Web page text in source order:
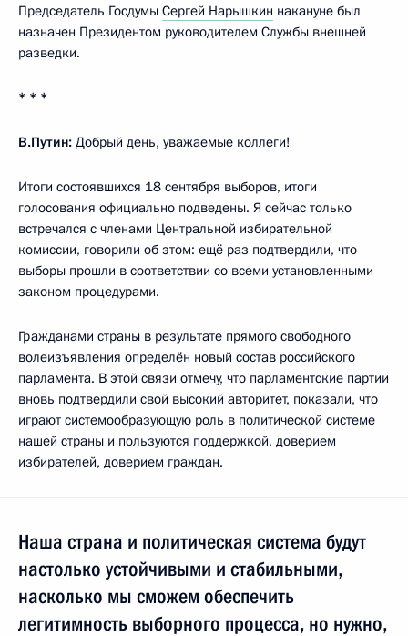
Председатель Госдумы Сергей Нарышкин накануне был
назначен Президентом руководителем Службы внешней
разведки.
* * *
В.Путин: Добрый день, уважаемые коллеги!
Итоги состоявшихся 18 сентября выборов, итоги
голосования официально подведены. Я сейчас только
встречался с членами Центральной избирательной
комиссии, говорили об этом: ещё раз подтвердили, что
выборы прошли в соответствии со всеми установленными
законом процедурами.
Гражданами страны в результате прямого свободного
волеизъявления определён новый состав российского
парламента. В этой связи отмечу, что парламентские партии
вновь подтвердили свой высокий авторитет, показали, что
играют системообразующую роль в политической системе
нашей страны и пользуются поддержкой, доверием
избирателей, доверием граждан.
Наша страна и политическая система будут
настолько устойчивыми и стабильными,
насколько мы сможем обеспечить
легитимность выборного процесса, но нужно,